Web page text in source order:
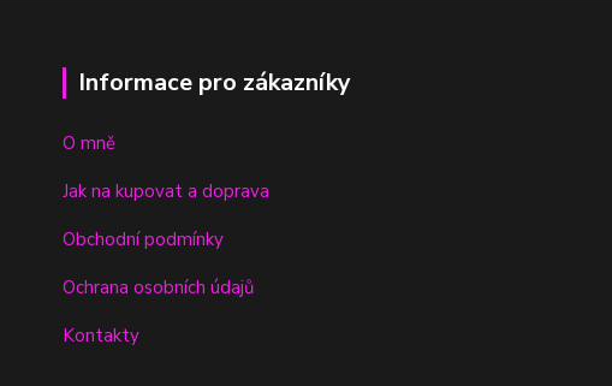
Informace pro zákazníky
O mně
Jak na kupovat a doprava
Obchodní podmínky
Ochrana osobních údajů
Kontakty